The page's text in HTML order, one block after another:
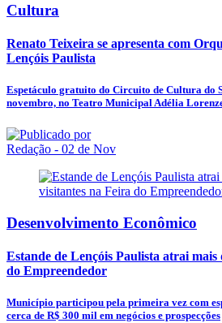
Cultura
Renato Teixeira se apresenta com
Lençóis Paulista
Espetáculo gratuito do Circuito de Cultura do
novembro, no Teatro Municipal Adélia
Redação - 02 de Nov
Desenvolvimento Econômico
Estande de Lençóis Paulista atrai
do Empreendedor
Município participou pela primeira vez com
cerca de R$ 300 mil em negócios e prospecções